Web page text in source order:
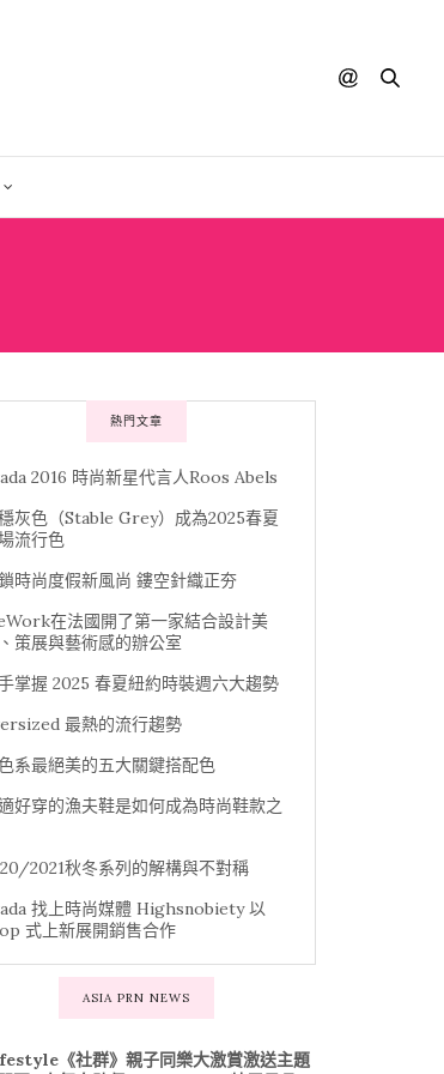
熱門文章
2016 時尚新星代言人Roos Abels
灰色（Stable Grey）成為2025春夏
流行色
時尚度假新風尚 鏤空針織正夯
在法國開了第一家結合設計美
策展與藝術感的辦公室
掌握 2025 春夏紐約時裝週六大趨勢
最熱的流行趨勢
系最絕美的五大關鍵搭配色
好穿的漁夫鞋是如何成為時尚鞋款之
2021秋冬系列的解構與不對稱
找上時尚媒體 Highsnobiety 以
式上新展開銷售合作
ASIA PRN NEWS
《社群》親子同樂大激賞激送主題